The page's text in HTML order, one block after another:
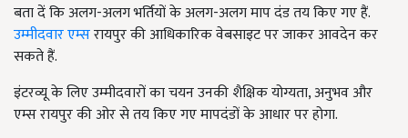
बता दें कि अलग-अलग भर्तियों के अलग-अलग माप दंड तय किए गए हैं.
उम्मीदवार एम्सरायपुर की आधिकारिक वेबसाइट पर जाकर आवदेन कर
सकते हैं.
इंटरव्यू के लिए उम्मीदवारों का चयन उनकी शैक्षिक योग्यता, अनुभव और
एम्स रायपुर की ओर से तय किए गए मापदंडों के आधार पर होगा.